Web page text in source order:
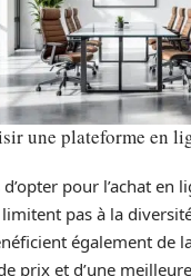
une plateforme en
pour l’achat en
limitent pas à la
également de
prix et d’une